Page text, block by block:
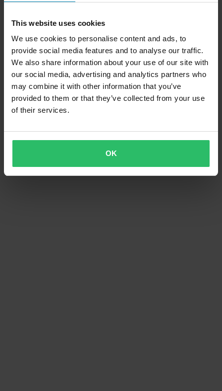
This website uses cookies
We use cookies to personalise content and ads, to
provide social media features and to analyse our traffic.
We also share information about your use of our site with
our social media, advertising and analytics partners who
may combine it with other information that you’ve
provided to them or that they’ve collected from your use
of their services.
OK
€33,99 -15%
Giacca Antivento Elasticizzata Shot
Race Gear Nero